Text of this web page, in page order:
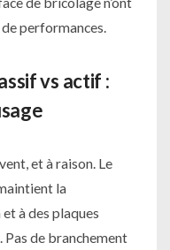
performances.
vs actif :
et à raison. Le
la
à des plaques
de branchement